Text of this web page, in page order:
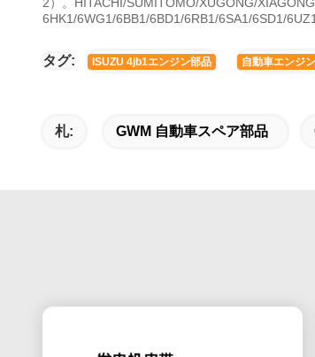
6HK1/6WG1/6BB1/6BD1/6RB1/6SA1/6SD1/
タグ: ISUZU 4jb1エンジン部品 自動車エンジ
札: GWM 自動車スペア部品